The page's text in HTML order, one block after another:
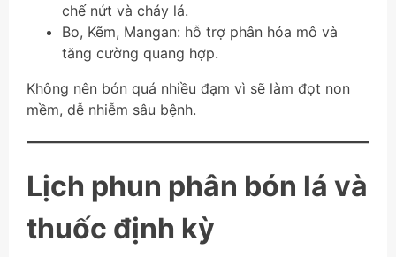
chế nứt và cháy lá.
Bo, Kẽm, Mangan: hỗ trợ phân hóa mô và
tăng cường quang hợp.
Không nên bón quá nhiều đạm vì sẽ làm đọt non
mềm, dễ nhiễm sâu bệnh.
Lịch phun phân bón lá và
thuốc định kỳ